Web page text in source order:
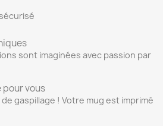
sont imaginées avec passion par
pour vous
gaspillage ! Votre mug est imprimé